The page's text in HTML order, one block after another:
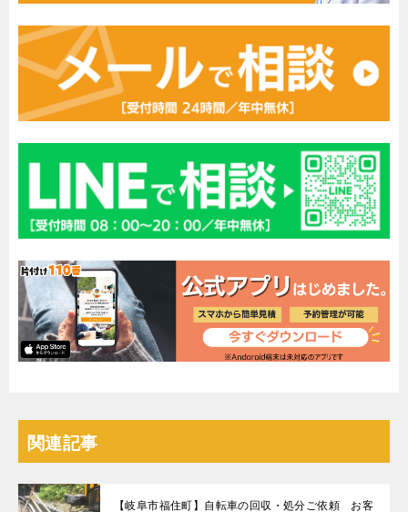
関連記事
【岐阜市福住町】自転車の回収・処分ご依頼 お客